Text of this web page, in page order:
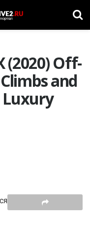
(2020) Off-
and
Luxury